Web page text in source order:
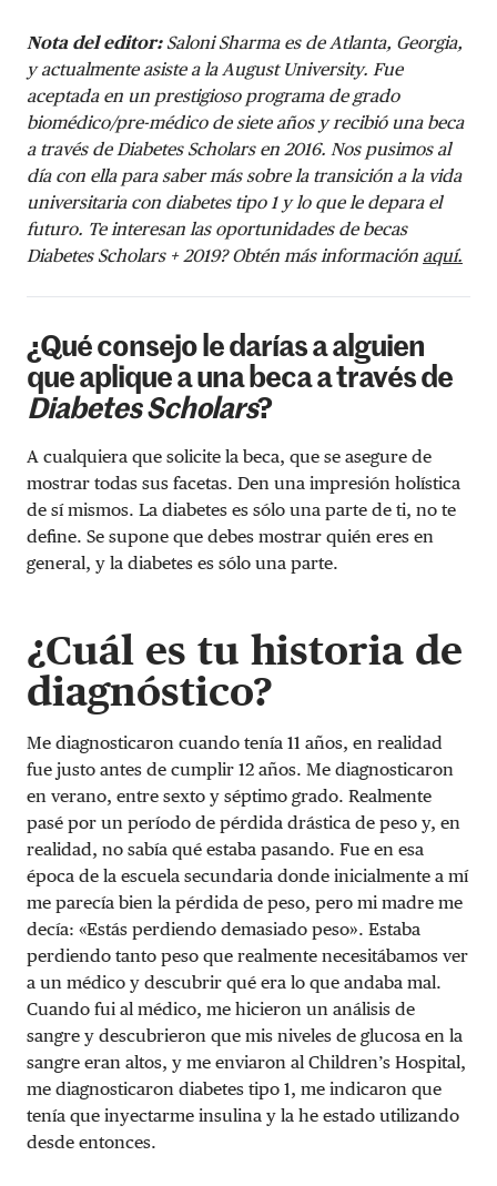
Nota del editor:Saloni Sharma es de Atlanta, Georgia,
y actualmente asiste a la August University. Fue
aceptada en un prestigioso programa de grado
biomédico/pre-médico de siete años y recibió una beca
a través de Diabetes Scholars en 2016. Nos pusimos al
día con ella para saber más sobre la transición a la vida
universitaria con diabetes tipo 1 y lo que le depara el
futuro. Te interesan las oportunidades de becas
Diabetes Scholars + 2019? Obtén más información aquí.
¿Qué consejo le darías a alguien
que aplique a una beca a través de
Diabetes Scholars?
A cualquiera que solicite la beca, que se asegure de
mostrar todas sus facetas. Den una impresión holística
de sí mismos. La diabetes es sólo una parte de ti, no te
define. Se supone que debes mostrar quién eres en
general, y la diabetes es sólo una parte.
¿Cuál es tu historia de
diagnóstico?
Me diagnosticaron cuando tenía 11 años, en realidad
fue justo antes de cumplir 12 años. Me diagnosticaron
en verano, entre sexto y séptimo grado. Realmente
pasé por un período de pérdida drástica de peso y, en
realidad, no sabía qué estaba pasando. Fue en esa
época de la escuela secundaria donde inicialmente a mí
me parecía bien la pérdida de peso, pero mi madre me
decía: «Estás perdiendo demasiado peso». Estaba
perdiendo tanto peso que realmente necesitábamos ver
a un médico y descubrir qué era lo que andaba mal.
Cuando fui al médico, me hicieron un análisis de
sangre y descubrieron que mis niveles de glucosa en la
sangre eran altos, y me enviaron al Children’s Hospital,
me diagnosticaron diabetes tipo 1, me indicaron que
tenía que inyectarme insulina y la he estado utilizando
desde entonces.